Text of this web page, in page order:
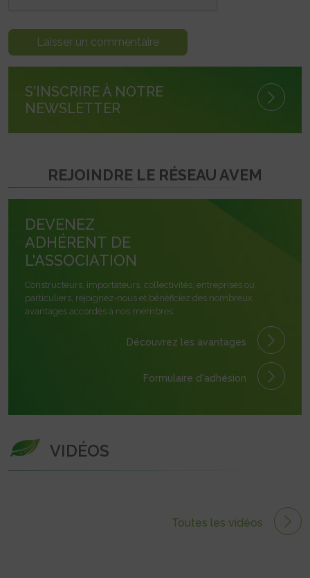
S'INSCRIRE À NOTRE
NEWSLETTER
REJOINDRE LE RÉSEAU AVEM
DEVENEZ
ADHÉRENT DE
L'ASSOCIATION
Constructeurs, importateurs, collectivités, entreprises ou
particuliers, rejoignez-nous et bénéficiez des nombreux
avantages accordés à nos membres.
Découvrez les avantages
Formulaire d'adhésion
VIDÉOS
Toutes les vidéos